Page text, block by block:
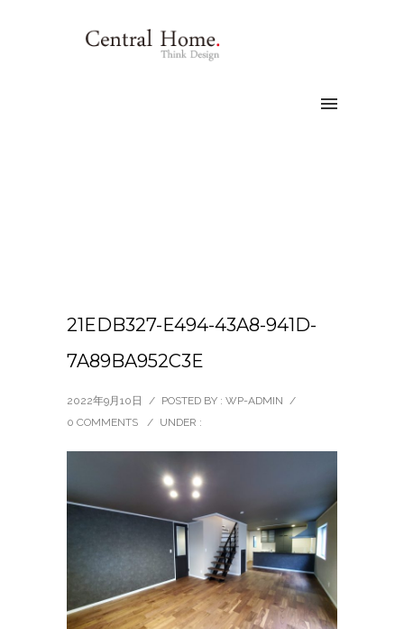
21EDB327-E494-43A8-941D-
7A89BA952C3E
2022年9月10日 / POSTED BY : WP-ADMIN /
0 COMMENTS
/ UNDER :